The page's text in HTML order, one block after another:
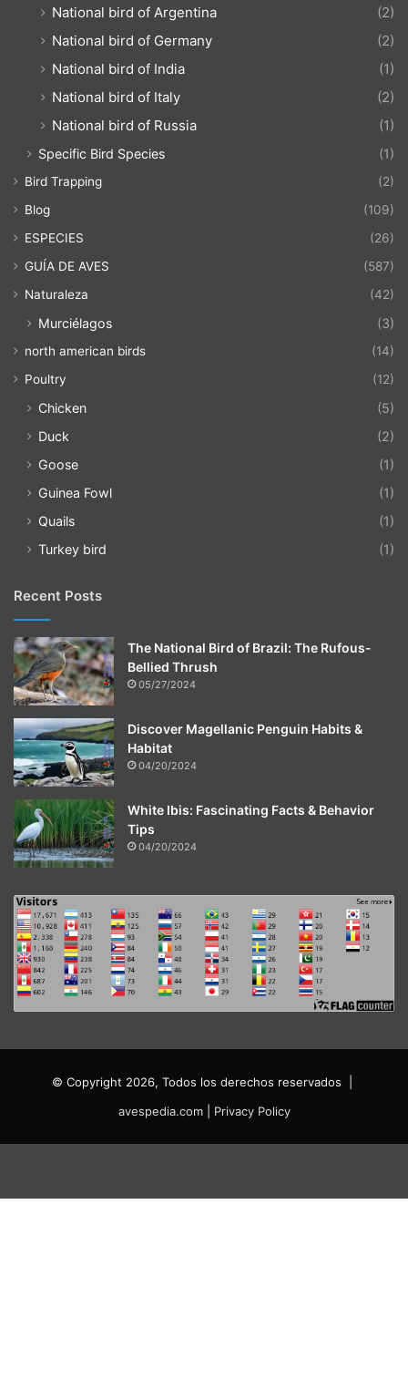
National bird of Argentina
(2)
National bird of Germany
(2)
National bird of India
(1)
National bird of Italy
(2)
National bird of Russia
(1)
Specific Bird Species (1)
Bird Trapping
(2)
Blog
(109)
ESPECIES
(26)
GUÍA DE AVES
(587)
Naturaleza
(42)
Murciélagos (3)
north american birds
(14)
Poultry
(12)
Chicken
(5)
Duck
(2)
Goose
(1)
Guinea Fowl
(1)
Quails
(1)
Turkey bird
(1)
Recent Posts
The National Bird of Brazil: The Rufous-
Bellied Thrush
05/27/2024
Discover Magellanic Penguin Habits &
Habitat
04/20/2024
White Ibis: Fascinating Facts & Behavior
Tips
04/20/2024
© Copyright 2026, Todos los derechos reservados |
avespedia.com| Privacy Policy